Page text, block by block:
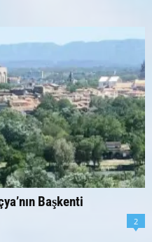
Başkenti
2